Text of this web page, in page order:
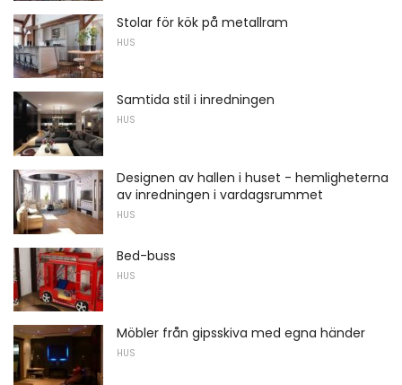
Stolar för kök på metallram
HUS
Samtida stil i inredningen
HUS
Designen av hallen i huset - hemligheterna
av inredningen i vardagsrummet
HUS
Bed-buss
HUS
Möbler från gipsskiva med egna händer
HUS